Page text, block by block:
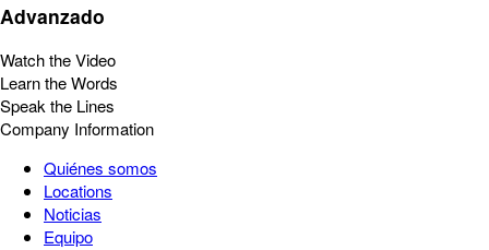
Advanzado
Watch the Video
Learn the Words
Speak the Lines
Company Information
Quiénes somos
Locations
Noticias
Equipo